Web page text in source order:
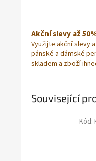
Akční slevy až
Využijte akční slevy
pánské a dámské
skladem a zboží
Související
Kód: